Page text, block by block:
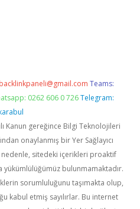
backlinkpaneli@gmail.com Teams:
0262 606 0 726 Telegram:
Kanun gereğince Bilgi Teknolojileri
onaylanmış bir Yer Sağlayıcı
sitedeki içerikleri proaktif
bulunmamaktadır.
sorumluluğunu taşımakta olup,
kabul etmiş sayılırlar. Bu internet